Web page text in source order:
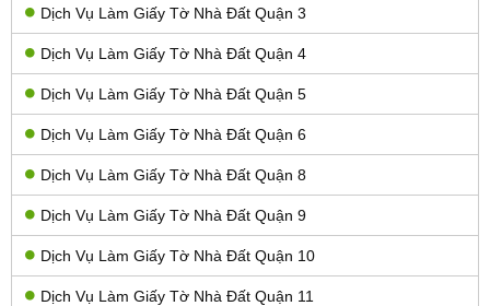
Dịch Vụ Làm Giấy Tờ Nhà Đất Quận 3
Dịch Vụ Làm Giấy Tờ Nhà Đất Quận 4
Dịch Vụ Làm Giấy Tờ Nhà Đất Quận 5
Dịch Vụ Làm Giấy Tờ Nhà Đất Quận 6
Dịch Vụ Làm Giấy Tờ Nhà Đất Quận 8
Dịch Vụ Làm Giấy Tờ Nhà Đất Quận 9
Dịch Vụ Làm Giấy Tờ Nhà Đất Quận 10
Dịch Vụ Làm Giấy Tờ Nhà Đất Quận 11